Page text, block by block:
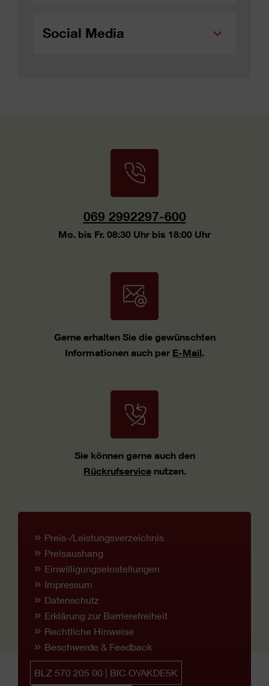
Social Media
069 2992297-600
Mo. bis Fr. 08:30 Uhr bis 18:00 Uhr
Gerne erhalten Sie die gewünschten
Informationen auch per E-Mail.
Sie können gerne auch den
Rückrufservicenutzen.
Preis-/Leistungsverzeichnis
Preisaushang
Einwilligungseinstellungen
Impressum
Datenschutz
Erklärung zur Barrierefreiheit
Rechtliche Hinweise
Beschwerde & Feedback
BLZ 570 205 00 | BIC OYAKDE5K